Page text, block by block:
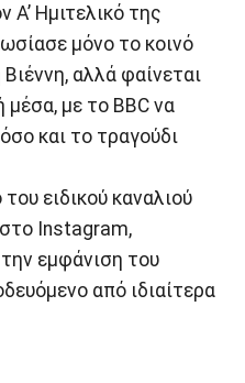
Α’ Ημιτελικό της
μόνο το κοινό
αλλά φαίνεται
μέσα, με το BBC να
και το τραγούδι
ειδικού καναλιού
στο Instagram,
εμφάνιση του
από ιδιαίτερα